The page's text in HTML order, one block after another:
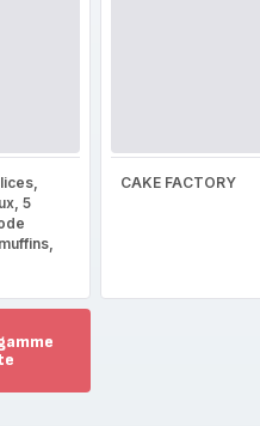
5
CAKE FACTORY